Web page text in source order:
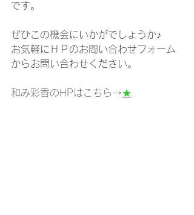
です。
ぜひこの機会にいかがでしょうか♪
お気軽にＨＰのお問い合わせフォーム
からお問い合わせください。
和み彩香のHPはこちら→★